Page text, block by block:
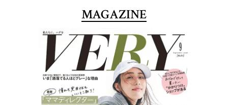
MAGAZINE